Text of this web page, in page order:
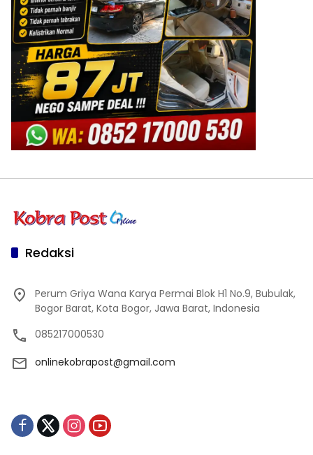
Redaksi
Perum Griya Wana Karya Permai Blok H1 No.9, Bubulak,
Bogor Barat, Kota Bogor, Jawa Barat, Indonesia
085217000530
onlinekobrapost@gmail.com